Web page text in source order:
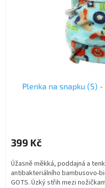
Plenka na snapku (S)
399 Kč
Úžasně měkká, poddajná a
antibakteriálního bambusovo-
GOTS. Úzký střih mezi